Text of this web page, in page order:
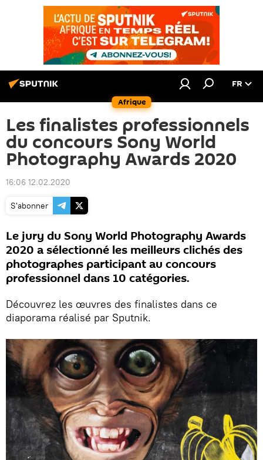
Afrique
FR
Les finalistes professionnels
du concours Sony World
Photography Awards 2020
16:06 12.02.2020
S'abonner
Le jury du Sony World Photography Awards
2020 a sélectionné les meilleurs clichés des
photographes participant au concours
professionnel dans 10 catégories.
Découvrez les œuvres des finalistes dans ce
diaporama réalisé par Sputnik.